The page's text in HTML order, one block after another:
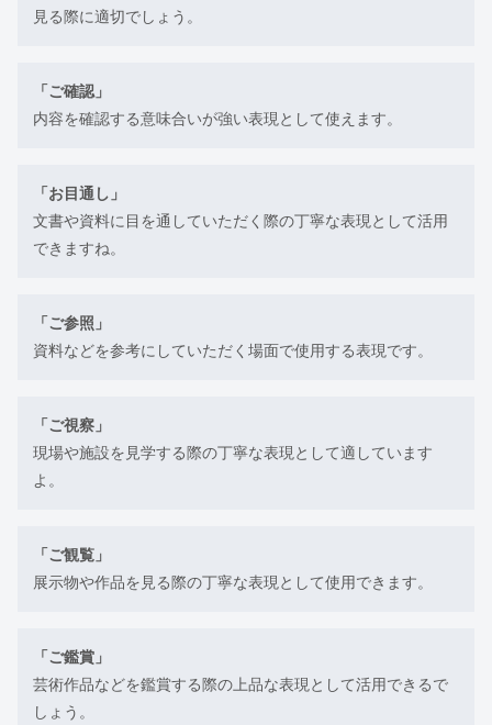
見る際に適切でしょう。
「ご確認」
内容を確認する意味合いが強い表現として使えます。
「お目通し」
文書や資料に目を通していただく際の丁寧な表現として活用
できますね。
「ご参照」
資料などを参考にしていただく場面で使用する表現です。
「ご視察」
現場や施設を見学する際の丁寧な表現として適しています
よ。
「ご観覧」
展示物や作品を見る際の丁寧な表現として使用できます。
「ご鑑賞」
芸術作品などを鑑賞する際の上品な表現として活用できるで
しょう。